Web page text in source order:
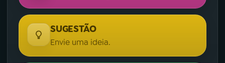
SUGESTÃO
Envie uma ideia.